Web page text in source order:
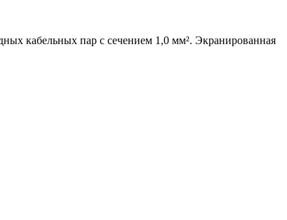
кабельных пар с сечением 1,0 мм². Экранированная